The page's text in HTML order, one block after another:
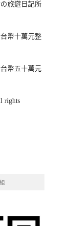
旅遊日記所
幣十萬元整
幣五十萬元
rights